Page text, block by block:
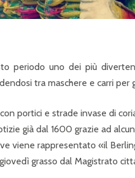
periodo uno dei più
tra maschere e carri per
portici e strade invase di
già dal 1600 grazie ad
viene rappresentato «il
grasso dal Magistrato